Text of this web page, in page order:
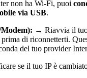
non ha Wi-Fi, puoi
via USB.
→ Riavvia il
di riconnetterti.
del tuo provider
se il tuo IP è